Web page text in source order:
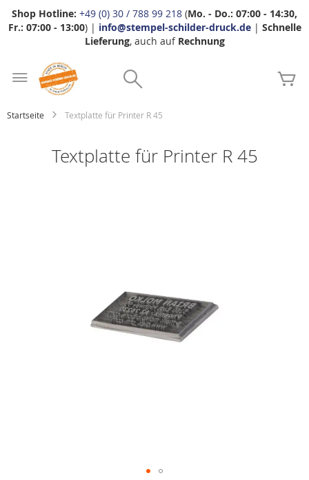
Shop Hotline: +49 (0) 30 / 788 99 218 (Mo. - Do.: 07:00 - 14:30,
Fr.: 07:00 - 13:00) | info@stempel-schilder-druck.de| Schnelle
Lieferung, auch auf Rechnung
Startseite Textplatte für Printer R 45
Textplatte für Printer R 45